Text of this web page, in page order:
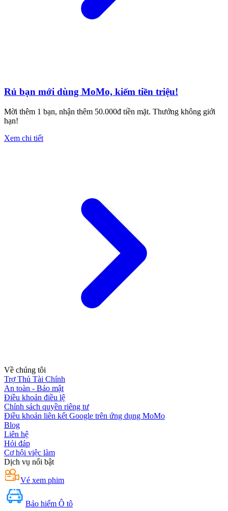
Rủ bạn mới dùng MoMo, kiếm tiền triệu!
Mời thêm 1 bạn, nhận thêm 50.000đ tiền mặt. Thưởng không giới
hạn!
Xem chi tiết
Về chúng tôi
Trợ Thủ Tài Chính
An toàn - Bảo mật
Điều khoản điều lệ
Chính sách quyền riêng tư
Điều khoản liên kết Google trên ứng dụng MoMo
Blog
Liên hệ
Hỏi đáp
Cơ hội việc làm
Dịch vụ nổi bật
Vé xem phim
Bảo hiểm Ô tô